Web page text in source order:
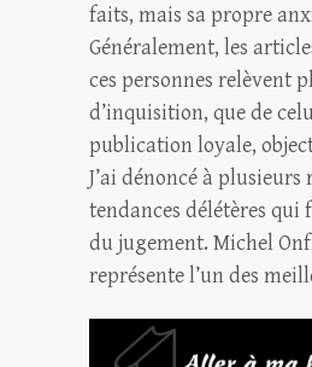
faits, mais sa propre
Généralement, les
ces personnes relèvent
d’inquisition, que de
publication loyale,
J’ai dénoncé à plusieurs
tendances délétères qui
du jugement. Michel
représente l’un des